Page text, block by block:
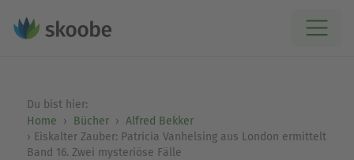
Du bist hier:
Home
Bücher
Alfred Bekker
Eiskalter Zauber: Patricia Vanhelsing aus London ermittelt
Band 16. Zwei mysteriöse Fälle